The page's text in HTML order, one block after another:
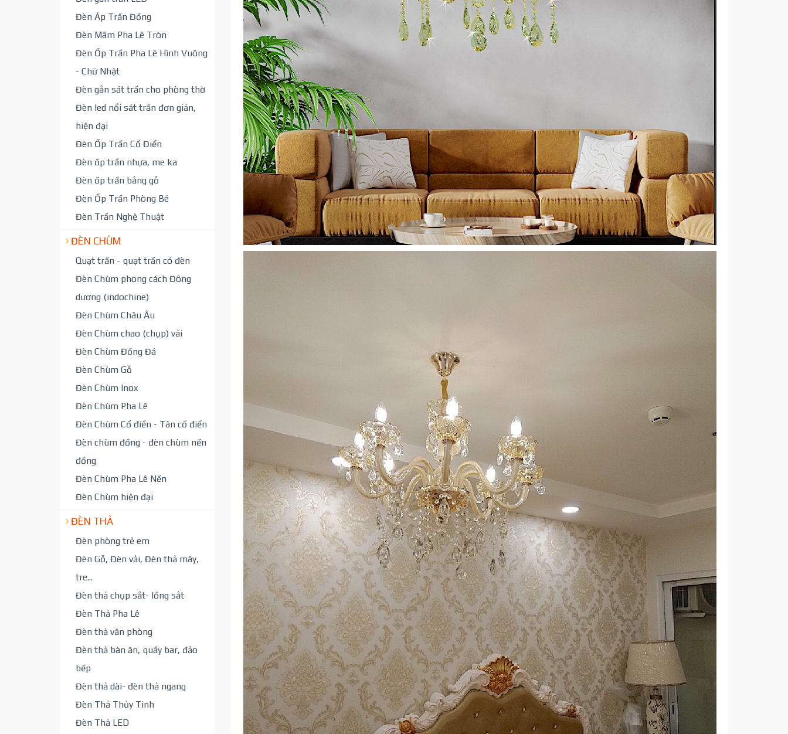
Đèn Áp Trần Đồng
Đèn Mâm Pha Lê Tròn
Đèn Ốp Trần Pha Lê Hình Vuông
- Chữ Nhật
Đèn gắn sát trần cho phòng thờ
Đèn led nổi sát trần đơn giản,
hiện đại
Đèn Ốp Trần Cổ Điển
Đèn ốp trần nhựa, me ka
Đèn ốp trần bằng gỗ
Đèn Ốp Trần Phòng Bé
Đèn Trần Nghệ Thuật
ĐÈN CHÙM
Quạt trần - quạt trần có đèn
Đèn Chùm phong cách Đông
dương (indochine)
Đèn Chùm Châu Âu
Đèn Chùm chao (chụp) vải
Đèn Chùm Đồng Đá
Đèn Chùm Gỗ
Đèn Chùm Inox
Đèn Chùm Pha Lê
Đèn Chùm Cổ điển - Tân cổ điển
Đèn chùm đồng - đèn chùm nến
đồng
Đèn Chùm Pha Lê Nến
Đèn Chùm hiện đại
ĐÈN THẢ
Đèn phòng trẻ em
Đèn Gỗ, Đèn vải, Đèn thả mây,
tre...
Đèn thả chụp sắt- lồng sắt
Đèn Thả Pha Lê
Đèn thả văn phòng
Đèn thả bàn ăn, quầy bar, đảo
bếp
Đèn thả dài- đèn thả ngang
Đèn Thả Thủy Tinh
Đèn Thả LED